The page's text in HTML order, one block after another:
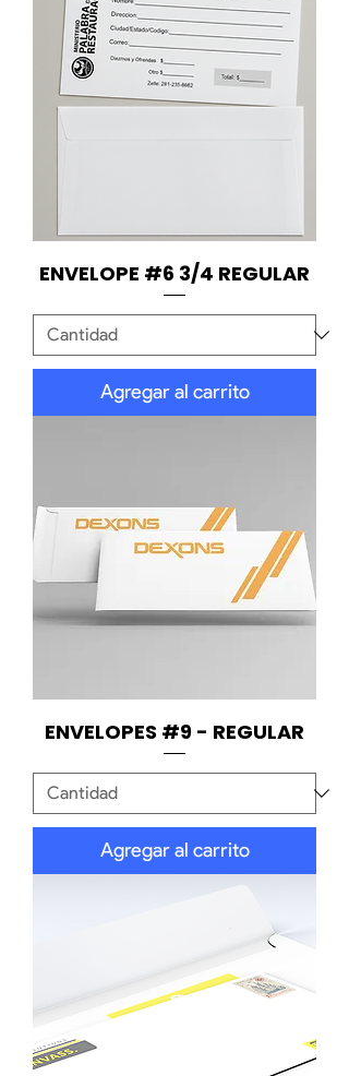
ENVELOPE #6 3/4 REGULAR
Agregar al carrito
ENVELOPES #9 - REGULAR
Agregar al carrito